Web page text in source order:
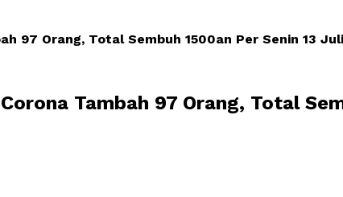
97 Orang, Total Sembuh 1500an Per Senin 13
Tambah 97 Orang, Total